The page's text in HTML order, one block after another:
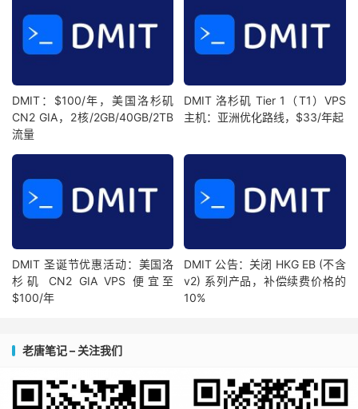
DMIT：$100/年，美国洛杉矶
CN2 GIA，2核/2GB/40GB/2TB
流量
DMIT 洛杉矶 Tier 1（T1）VPS
主机：亚洲优化路线，$33/年起
DMIT 圣诞节优惠活动：美国洛
杉矶 CN2 GIA VPS 便宜至
$100/年
DMIT 公告：关闭 HKG EB (不含
v2) 系列产品，补偿续费价格的
10%
老唐笔记 – 关注我们